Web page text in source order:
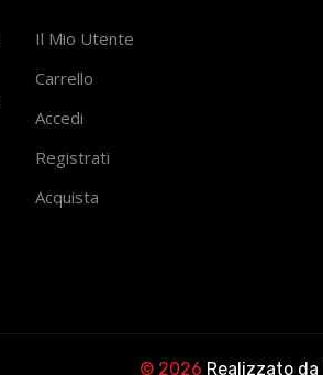
Il Mio Utente
Carrello
Accedi
Registrati
Acquista
© 2026 Realizzato da